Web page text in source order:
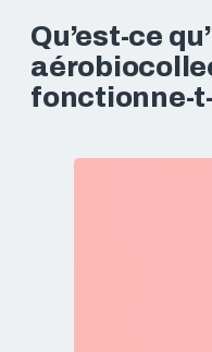
Qu’est-ce
fonctionne-